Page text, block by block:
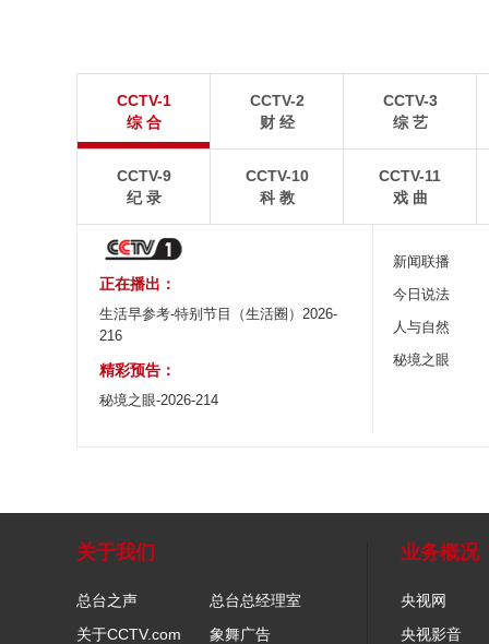
8月7日，贵州省毕节市大方县奢香古镇梯田音乐会在
宛如“大地指纹”般的环形梯田上演。
青海海西蒙古族藏族
CCTV-1
综 合
CCTV-2
财 经
CCTV-3
综 艺
CCTV-9
纪 录
CCTV-10
科 教
CCTV-11
戏 曲
正在播出：
生活早参考-特别节目（生活圈）2026-
216
精彩预告：
秘境之眼-2026-214
新闻联播
今日说法
人与自然
秘境之眼
关于我们
总台之声
总台总经理室
关于CCTV.com
象舞广告
业务概况
央视网
央视影音